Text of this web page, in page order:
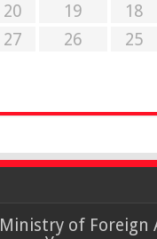
18
19
20
25
26
27
Ministry of Foreign